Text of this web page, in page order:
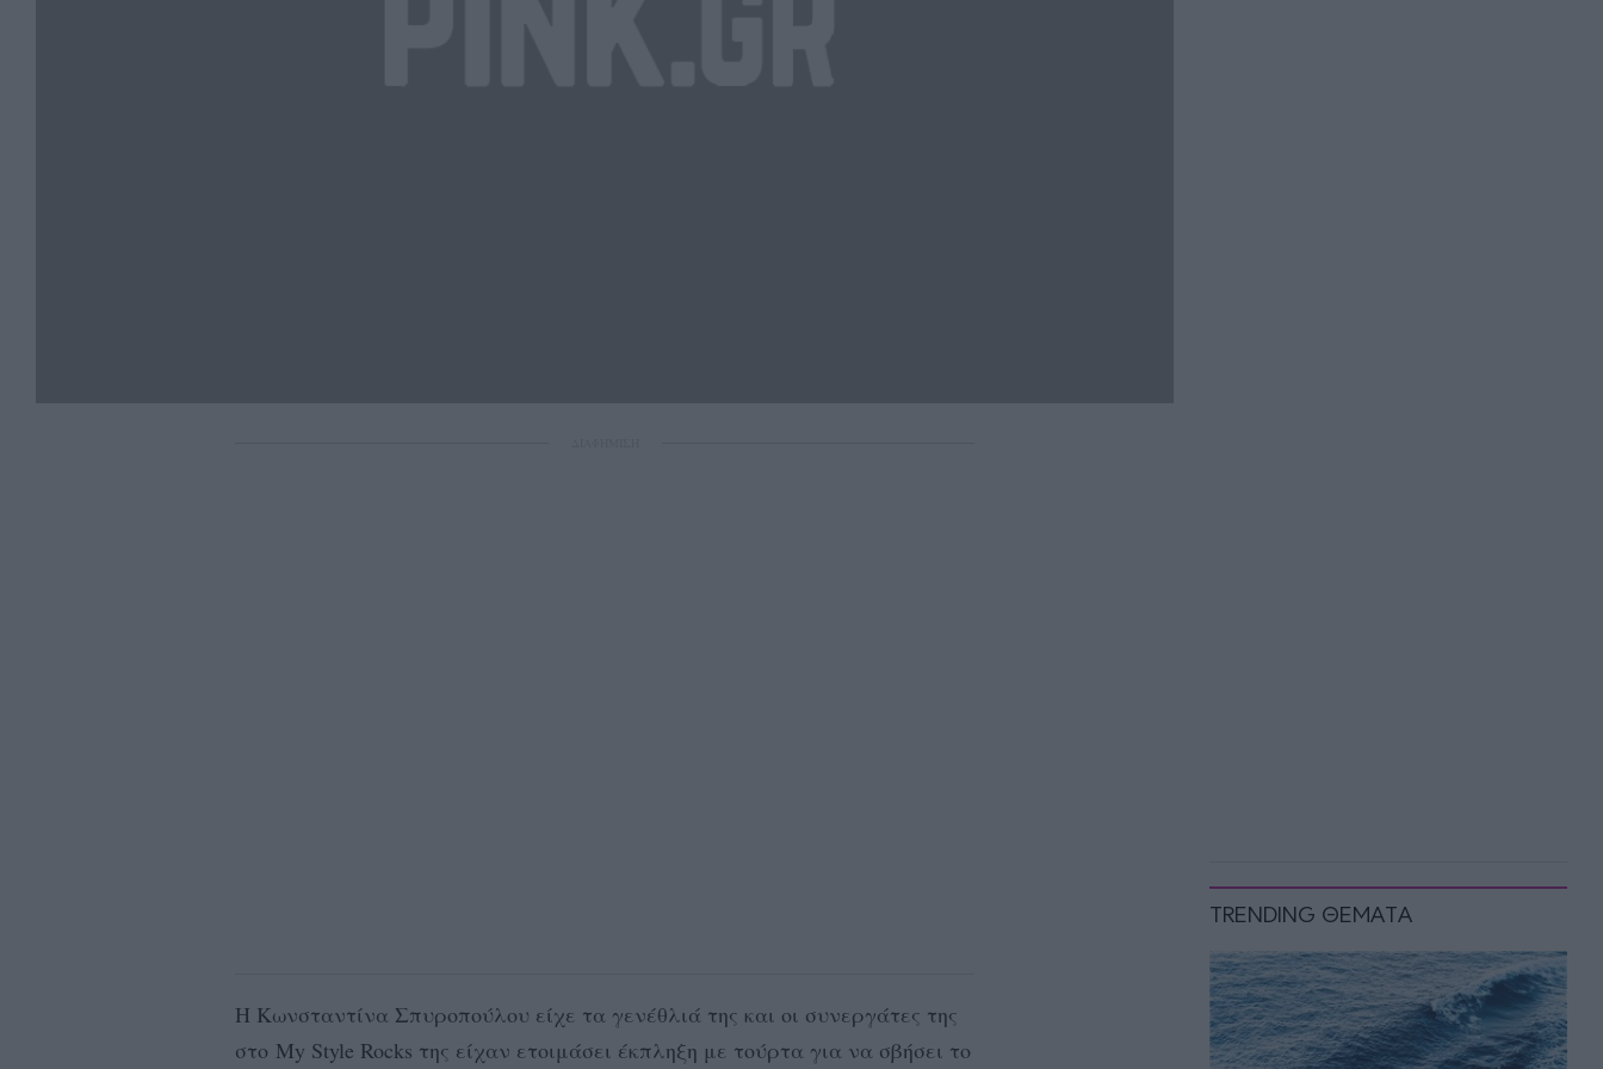
TRENDING ΘΕΜΑΤΑ
Η Κωνσταντίνα Σπυροπούλου είχε τα γενέθλιά της και οι συνεργάτες της
στο My Style Rocks της είχαν ετοιμάσει έκπληξη με τούρτα για να σβήσει το